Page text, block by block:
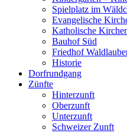
Spielplatz im
Evangelische
Katholische
Bauhof Süd
Friedhof
Historie
Dorfrundgang
Zünfte
Hinterzunft
Oberzunft
Unterzunft
Schweizer Zunft